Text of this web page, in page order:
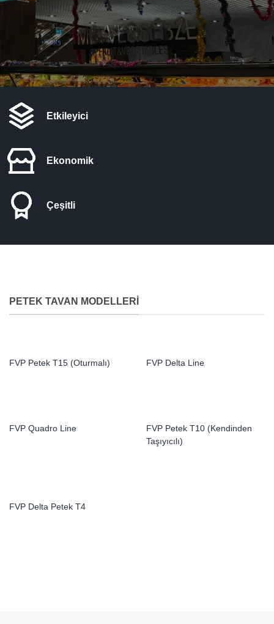
Etkileyici
Ekonomik
Çeşitli
PETEK TAVAN MODELLERI
FVP Petek T15 (Oturmalı) FVP Delta Line
FVP Quadro Line
FVP Petek T10 (Kendinden
Taşıyıcılı)
FVP Delta Petek T4